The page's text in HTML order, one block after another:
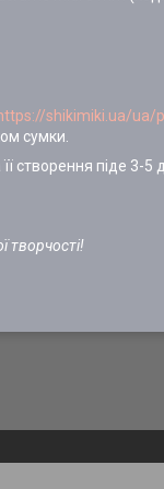
shikimiki.ua/ua/
сумки.
створення піде 3-5
творчості!